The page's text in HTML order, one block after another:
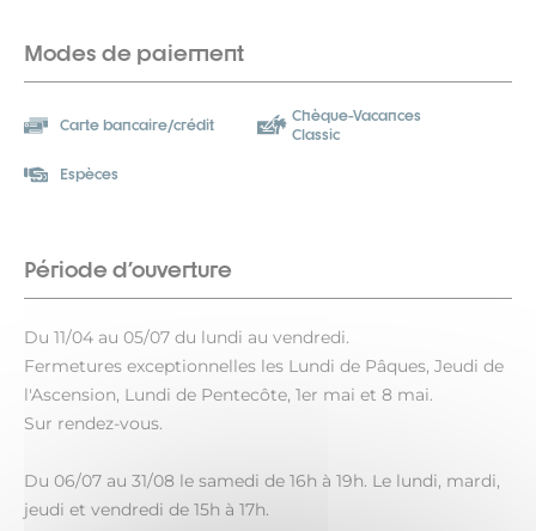
Modes de paiement
Carte bancaire/crédit
Chèque-Vacances
Classic
Espèces
Période d'ouverture
Du 11/04 au 05/07 du lundi au vendredi.
Fermetures exceptionnelles les Lundi de Pâques, Jeudi de
l'Ascension, Lundi de Pentecôte, 1er mai et 8 mai.
Sur rendez-vous.
Du 06/07 au 31/08 le samedi de 16h à 19h. Le lundi, mardi,
jeudi et vendredi de 15h à 17h.